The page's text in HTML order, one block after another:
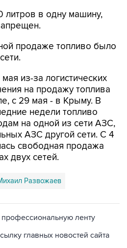
литров в одну машину,
продаже топливо было
из-за логистических
на продажу топлива
с 29 мая - в Крыму. В
недели топливо
на одной из сети АЗС,
АЗС другой сети. С 4
свободная продажа
двух сетей.
Развожаев
профессиональную ленту
главных новостей сайта